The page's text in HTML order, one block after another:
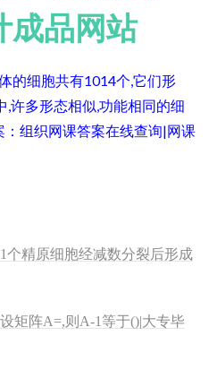
成品网站
的细胞共有1014个,它们形
,许多形态相似,功能相同的细
：组织网课答案在线查询|网课
个精原细胞经减数分裂后形成
矩阵A=,则A-1等于()|大专毕